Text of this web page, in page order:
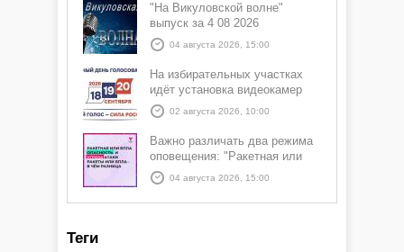
"На Викуловской волне"
выпуск за 4 08 2026
04 августа 2026, 15:00
На избирательных участках
идёт установка видеокамер
02 августа 2026, 10:00
Важно различать два режима
оповещения: "Ракетная или
БПЛА опасность" и "Угроза
атаки ракеты или БПЛА"
04 августа 2026, 15:00
Теги